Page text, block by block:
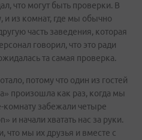
что могут быть проверки. В
и из комнат, где мы обычно
часть заведения, которая
говорил, что это ради
та самая проверка.
потому что один из гостей
произошла как раз, когда мы
комнату забежали четыре
и начали хватать нас за руки.
мы их друзья и вместе с